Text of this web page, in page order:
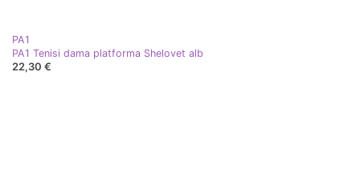
PA1
PA1 Tenisi dama platforma Shelovet alb
22,30 €